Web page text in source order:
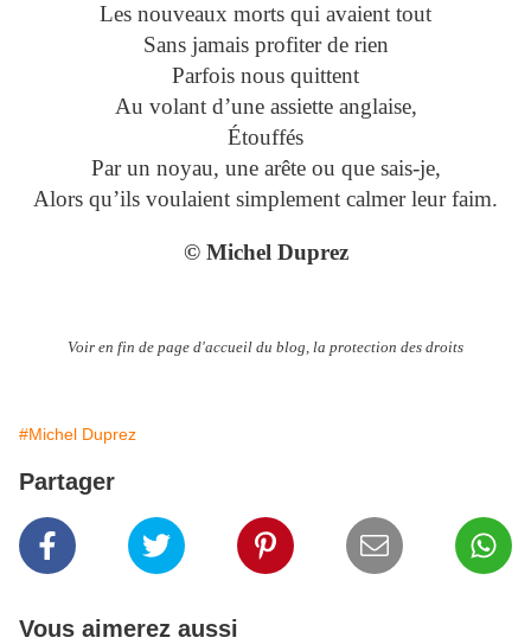
Les nouveaux morts qui avaient tout
Sans jamais profiter de rien
Parfois nous quittent
Au volant d’une assiette anglaise,
Étouffés
Par un noyau, une arête ou que sais-je,
Alors qu’ils voulaient simplement calmer leur faim.
© Michel Duprez
Voir en fin de page d'accueil du blog, la protection des droits
#Michel Duprez
Partager
Vous aimerez aussi